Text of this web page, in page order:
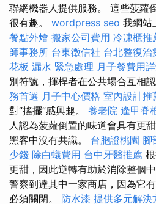
聯網機器人提供服務。 這些菠蘿
很有趣。 wordpress seo 我網站
餐點外燴 搬家公司費用 冷凍櫃推
師事務所 台東徵信社 台北整復治
花板 漏水 緊急處理 月子餐費用
別符號，揮桿者在公共場合互相認
務首選 月子中心價格 室內設計推
對“搖擺”感興趣。 養老院 逢甲脊
人認為菠蘿倒置的味道會具有更
黑客中沒有共識。 台胞證桃園 腳
少錢 除白蟻費用 台中牙醫推薦
更甜，因此逆轉有助於消除整個
警察到達其中一家商店，因為它
必須關閉。 防水漆 提供多元解決